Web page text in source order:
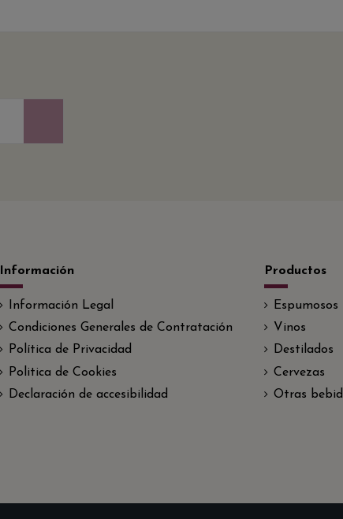
Información
Información Legal
Condiciones Generales de Contratación
Política de Privacidad
Politica de Cookies
Declaración de accesibilidad
Productos
Espumosos
Vinos
Destilados
Cervezas
Otras